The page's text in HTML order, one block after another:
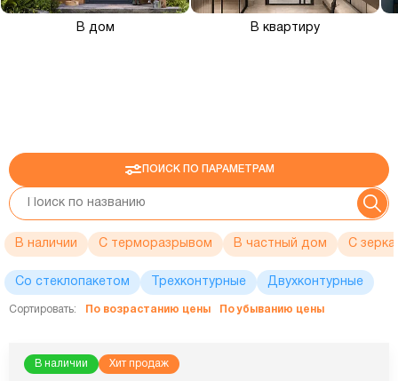
В дом В квартиру
ПОИСК ПО ПАРАМЕТРАМ
В наличии С терморазрывом В частный дом C
Со стеклопакетом Трехконтурные Двухконтурные
Сортировать: По возрастанию цены По убыванию цены
В наличии Хит продаж